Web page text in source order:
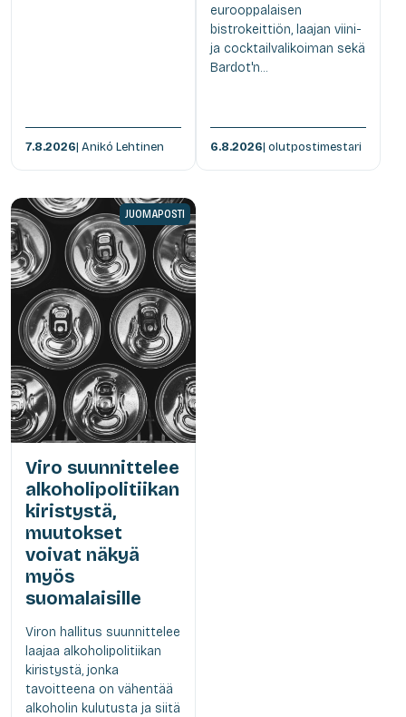
7.8.2026| Anikó Lehtinen
eurooppalaisen
bistrokeittiön, laajan viini-
ja cocktailvalikoiman sekä
Bardot'n...
6.8.2026| olutpostimestari
JUOMAPOSTI
Viro suunnittelee
alkoholipolitiikan
kiristystä,
muutokset
voivat näkyä
myös
suomalaisille
Viron hallitus suunnittelee
laajaa alkoholipolitiikan
kiristystä, jonka
tavoitteena on vähentää
alkoholin kulutusta ja siitä